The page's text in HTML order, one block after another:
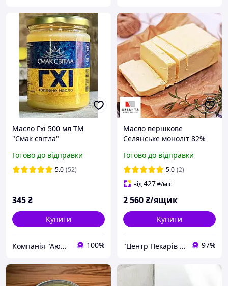
Масло Гхі 500 мл ТМ
"Смак світла"
Готово до відправки
5.0 (52)
345₴
Купити
Компанія "Аюрведа" 100%
Масло вершкове
Селянське моноліт 82%
Готово до відправки
5.0 (2)
від427₴/міс
2 560₴/ящик
Купити
"Центр Пекарів "АРІАНТА" ТзОВ 97%